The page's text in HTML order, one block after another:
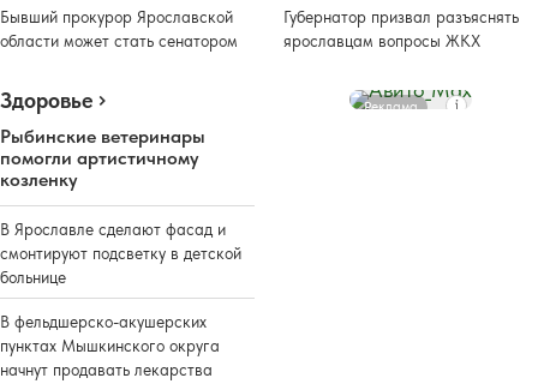
Бывший прокурор Ярославской
области может стать сенатором
Губернатор призвал разъяснять
ярославцам вопросы ЖКХ
Здоровье
Рыбинские ветеринары
помогли артистичному
козленку
В Ярославле сделают фасад и
смонтируют подсветку в детской
больнице
В фельдшерско-акушерских
пунктах Мышкинского округа
начнут продавать лекарства
Реклама